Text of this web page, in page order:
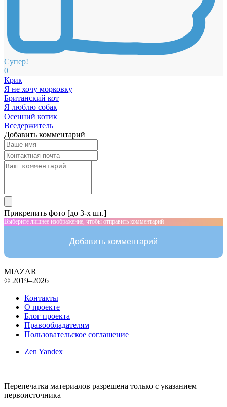
Супер!
0
Крик
Я не хочу морковку
Британский кот
Я люблю собак
Осенний котик
Вседержитель
Добавить комментарий
Прикрепить фото [до 3-х шт.]
Выберите лишнее изображение, чтобы отправить комментарий
Добавить комментарий
MIAZAR
© 2019–2026
Контакты
О проекте
Блог проекта
Правообладателям
Пользовательское соглашение
Zen Yandex
Перепечатка материалов разрешена только с указанием
первоисточника